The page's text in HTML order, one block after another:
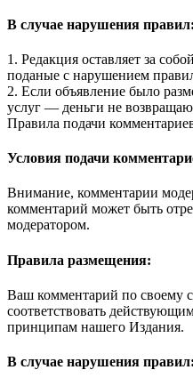
В случае нарушения правил:
1. Редакция оставляет за
поданые с нарушением
2. Если объявление было
услуг — деньги не
Правила подачи
Условия подачи
Внимание, комментарии
комментарий может быть
модератором.
Правила размещения:
Ваш комментарий по своему
соответствовать
принципам нашего Издания.
В случае нарушения правил: